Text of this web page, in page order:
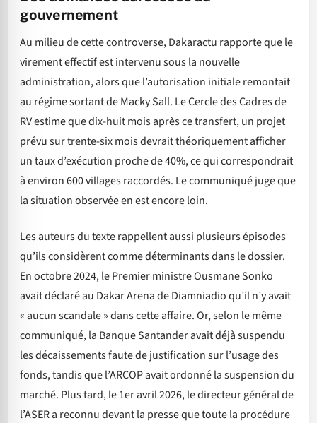
gouvernement
Au milieu de cette controverse, Dakaractu rapporte que le
virement effectif est intervenu sous la nouvelle
administration, alors que l’autorisation initiale remontait
au régime sortant de Macky Sall. Le Cercle des Cadres de
RV estime que dix-huit mois après ce transfert, un projet
prévu sur trente-six mois devrait théoriquement afficher
un taux d’exécution proche de 40%, ce qui correspondrait
à environ 600 villages raccordés. Le communiqué juge que
la situation observée en est encore loin.
Les auteurs du texte rappellent aussi plusieurs épisodes
qu’ils considèrent comme déterminants dans le dossier.
En octobre 2024, le Premier ministre Ousmane Sonko
avait déclaré au Dakar Arena de Diamniadio qu’il n’y avait
« aucun scandale » dans cette affaire. Or, selon le même
communiqué, la Banque Santander avait déjà suspendu
les décaissements faute de justification sur l’usage des
fonds, tandis que l’ARCOP avait ordonné la suspension du
marché. Plus tard, le 1er avril 2026, le directeur général de
l’ASER a reconnu devant la presse que toute la procédure